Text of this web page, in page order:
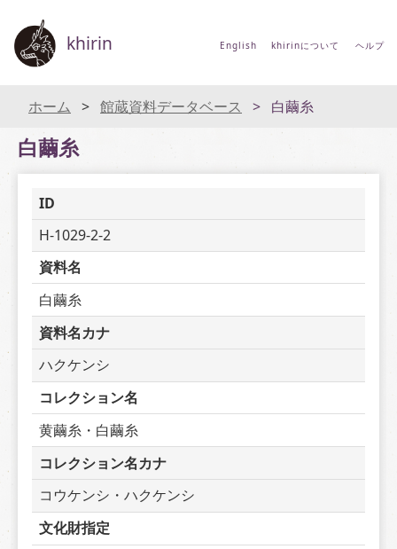
khirin English khirinについて ヘルプ
ホーム 館蔵資料データベース 白繭糸
白繭糸
ID
H-1029-2-2
資料名
白繭糸
資料名カナ
ハクケンシ
コレクション名
黄繭糸・白繭糸
コレクション名カナ
コウケンシ・ハクケンシ
文化財指定